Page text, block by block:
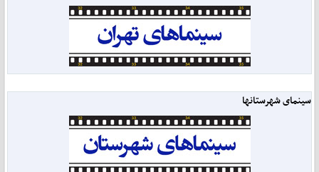
سینمای شهرستانها